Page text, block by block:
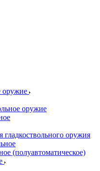
оружие
оружие
гладкоствольного оружия
(полуавтоматическое)